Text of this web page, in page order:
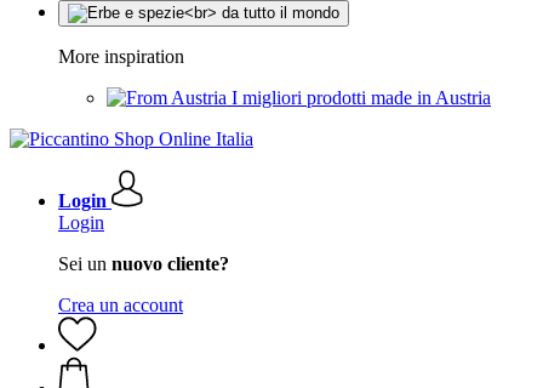
More inspiration
I migliori prodotti made in Austria
Login
Login
Sei un nuovo cliente?
Crea un account